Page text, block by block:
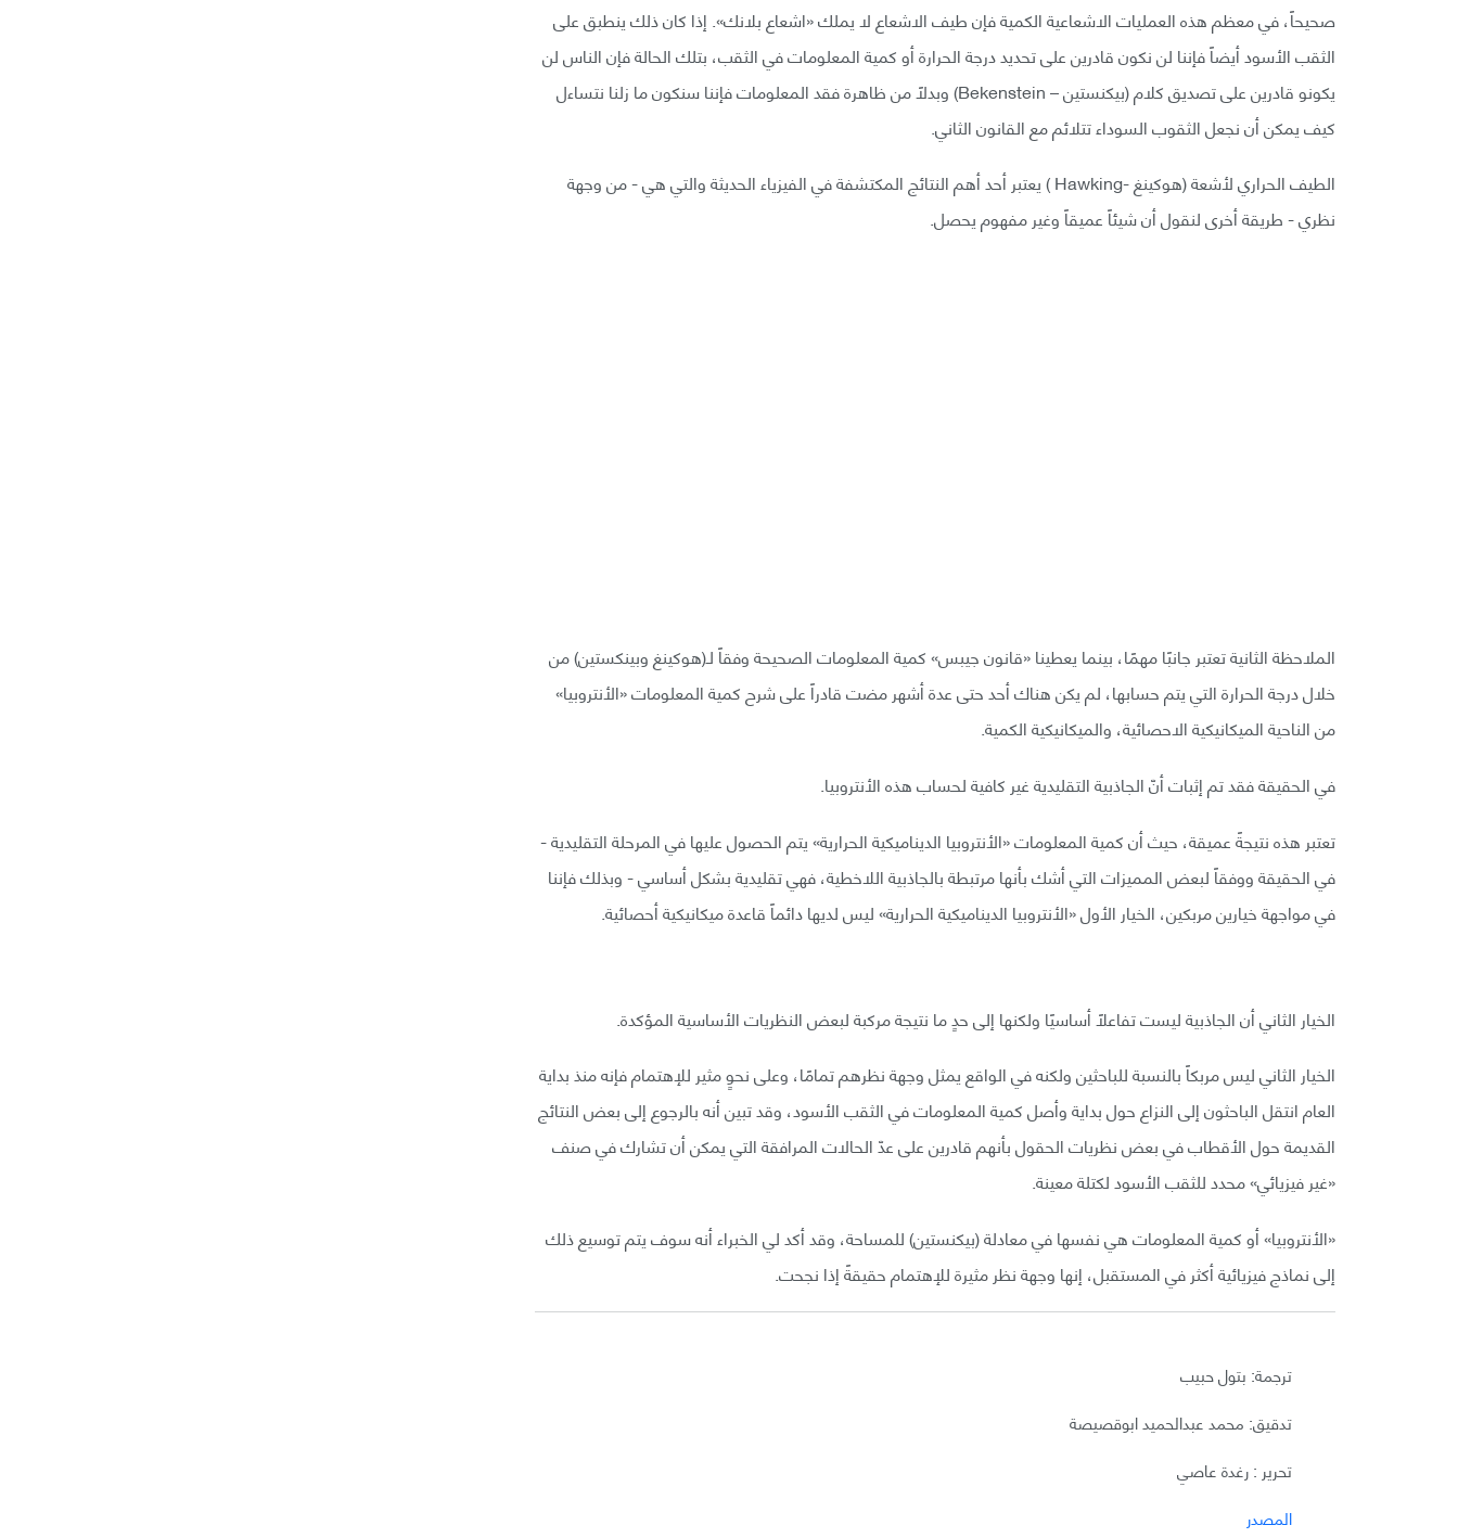
صحيحاً، في معظم هذه العمليات الاشعاعية الكمية فإن طيف الاشعاع لا يملك «اشعاع بلانك». إذا كان ذلك ينطبق على
الثقب الأسود أيضاً فإننا لن نكون قادرين على تحديد درجة الحرارة أو كمية المعلومات في الثقب، بتلك الحالة فإن الناس لن
يكونو قادرين على تصديق كلام (بيكنستين – Bekenstein) وبدلاً من ظاهرة فقد المعلومات فإننا سنكون ما زلنا نتساءل
كيف يمكن أن نجعل الثقوب السوداء تتلائم مع القانون الثاني.
الطيف الحراري لأشعة (هوكينغ -Hawking ) يعتبر أحد أهم النتائج المكتشفة في الفيزياء الحديثة والتي هي - من وجهة
نظري - طريقة أخرى لنقول أن شيئاً عميقاً وغير مفهوم يحصل.
الملاحظة الثانية تعتبر جانبًا مهمًا، بينما يعطينا «قانون جيبس» كمية المعلومات الصحيحة وفقاً لـ(هوكينغ وبينكستين) من
خلال درجة الحرارة التي يتم حسابها، لم يكن هناك أحد حتى عدة أشهر مضت قادراً على شرح كمية المعلومات «الأنتروبيا»
من الناحية الميكانيكية الاحصائية، والميكانيكية الكمية.
في الحقيقة فقد تم إثبات أنّ الجاذبية التقليدية غير كافية لحساب هذه الأنتروبيا.
تعتبر هذه نتيجةً عميقة، حيث أن كمية المعلومات «الأنتروبيا الديناميكية الحرارية» يتم الحصول عليها في المرحلة التقليدية -
في الحقيقة ووفقاً لبعض المميزات التي أشك بأنها مرتبطة بالجاذبية اللاخطية، فهي تقليدية بشكل أساسي - وبذلك فإننا
في مواجهة خيارين مربكين، الخيار الأول «الأنتروبيا الديناميكية الحرارية» ليس لديها دائماً قاعدة ميكانيكية أحصائية.
الخيار الثاني أن الجاذبية ليست تفاعلًا أساسيًا ولكنها إلى حدٍ ما نتيجة مركبة لبعض النظريات الأساسية المؤكدة.
الخيار الثاني ليس مربكاً بالنسبة للباحثين ولكنه في الواقع يمثل وجهة نظرهم تمامًا، وعلى نحوٍ مثير للإهتمام فإنه منذ بداية
العام انتقل الباحثون إلى النزاع حول بداية وأصل كمية المعلومات في الثقب الأسود، وقد تبين أنه بالرجوع إلى بعض النتائج
القديمة حول الأقطاب في بعض نظريات الحقول بأنهم قادرين على عدّ الحالات المرافقة التي يمكن أن تشارك في صنف
«غير فيزيائي» محدد للثقب الأسود لكتلة معينة.
«الأنتروبيا» أو كمية المعلومات هي نفسها في معادلة (بيكنستين) للمساحة، وقد أكد لي الخبراء أنه سوف يتم توسيع ذلك
إلى نماذج فيزيائية أكثر في المستقبل، إنها وجهة نظر مثيرة للإهتمام حقيقةً إذا نجحت.
ترجمة: بتول حبيب
تدقيق: محمد عبدالحميد ابوقصيصة
تحرير : رغدة عاصي
المصدر